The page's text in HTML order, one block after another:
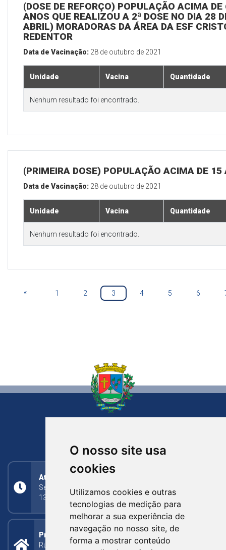
O nosso site usa
cookies
Utilizamos cookies e outras
tecnologias de medição para
melhorar a sua experiência de
navegação no nosso site, de
forma a mostrar conteúdo
(DOSE DE REFORÇO) POPULAÇÃO ACIMA DE
ANOS QUE REALIZOU A 2ª DOSE NO DIA 28
ABRIL) MORADORAS DA ÁREA DA ESF
REDENTOR
Data de Vacinação: 28 de outubro de 2021
Unidade Vacina Quantidade
Nenhum resultado foi encontrado.
(PRIMEIRA DOSE) POPULAÇÃO ACIMA DE 15
Data de Vacinação: 28 de outubro de 2021
Unidade Vacina Quantidade
Nenhum resultado foi encontrado.
« 1 2 3 4 5 6
Atendimento
Segunda a Sexta: 8h às 11h30min (manhã);
13h30min às 17h (tarde)
Prefeitura Municipal
Rua Silva Jardim, 505 - Bairro Centro - CEP: 95340-